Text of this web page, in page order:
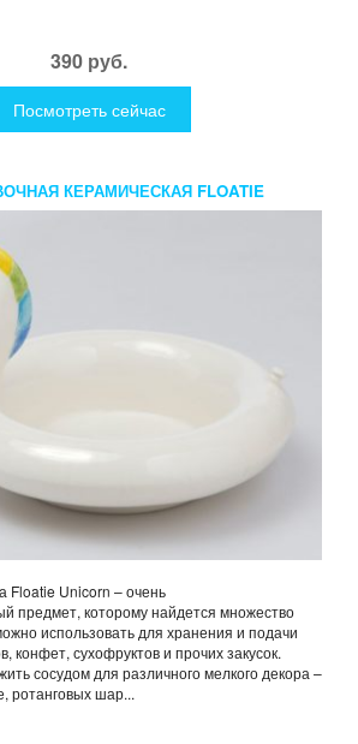
390 руб.
Посмотреть сейчас
КЕРАМИЧЕСКАЯ FLOATIE
Floatie Unicorn – очень
предмет, которому найдется множество
использовать для хранения и подачи
конфет, сухофруктов и прочих закусок.
сосудом для различного мелкого декора –
ротанговых шар...